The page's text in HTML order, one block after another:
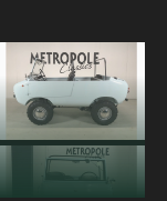
›